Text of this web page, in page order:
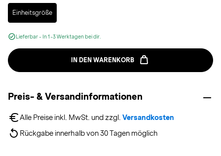
Einheitsgröße
Selected
Lieferbar - In 1-3 Werktagen bei dir.
IN DEN WARENKORB
Preis- & Versandinformationen
Alle Preise inkl. MwSt. und zzgl. Versandkosten
Rückgabe innerhalb von 30 Tagen möglich